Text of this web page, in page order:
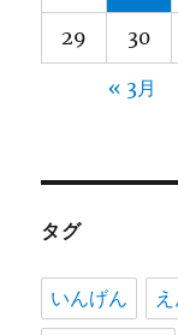
29 30
« 3月
タグ
いんげん